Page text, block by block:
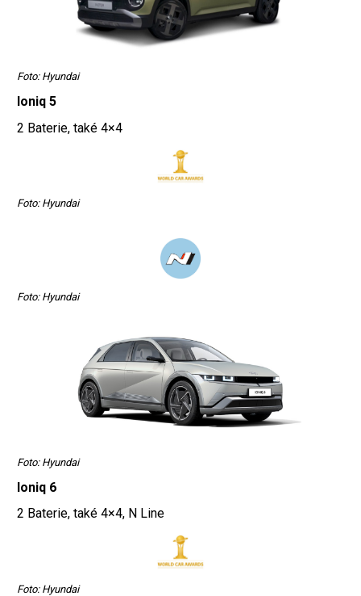
Foto: Hyundai
Ioniq 5
2 Baterie, také 4×4
Foto: Hyundai
Foto: Hyundai
Foto: Hyundai
Ioniq 6
2 Baterie, také 4×4, N Line
Foto: Hyundai